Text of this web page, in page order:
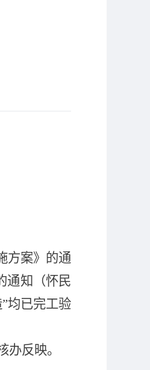
方案》的通
通知 （怀民
”均已完工验
反映。